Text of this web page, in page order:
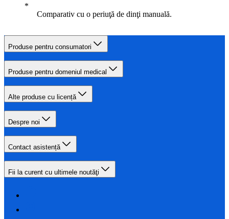
Comparativ cu o periuţă de dinţi manuală.
Produse pentru consumatori
Produse pentru domeniul medical
Alte produse cu licență
Despre noi
Contact asistență
Fii la curent cu ultimele noutăţi